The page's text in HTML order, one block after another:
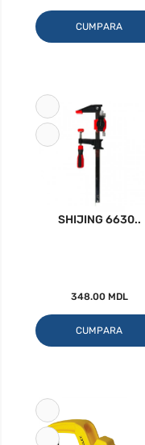
CUMPARA
SHIJING 6630..
348.00 MDL
CUMPARA